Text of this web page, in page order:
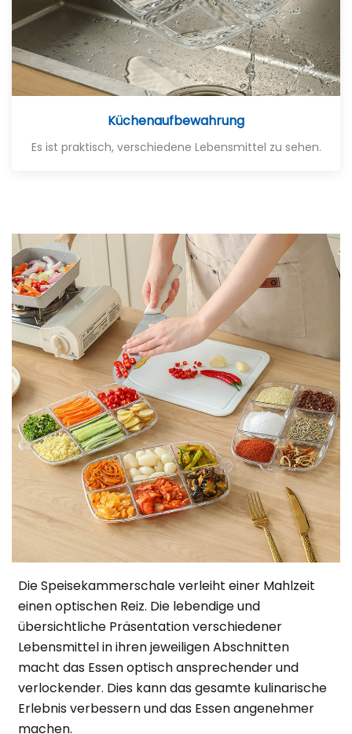
Küchenaufbewahrung
Es ist praktisch, verschiedene Lebensmittel zu sehen.
Die Speisekammerschale verleiht einer Mahlzeit
einen optischen Reiz. Die lebendige und
übersichtliche Präsentation verschiedener
Lebensmittel in ihren jeweiligen Abschnitten
macht das Essen optisch ansprechender und
verlockender. Dies kann das gesamte kulinarische
Erlebnis verbessern und das Essen angenehmer
machen.